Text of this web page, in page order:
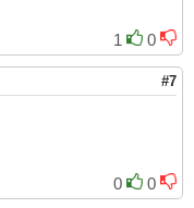
1
0
#7
0
0